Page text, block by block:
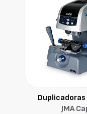
Duplicadoras
JMA